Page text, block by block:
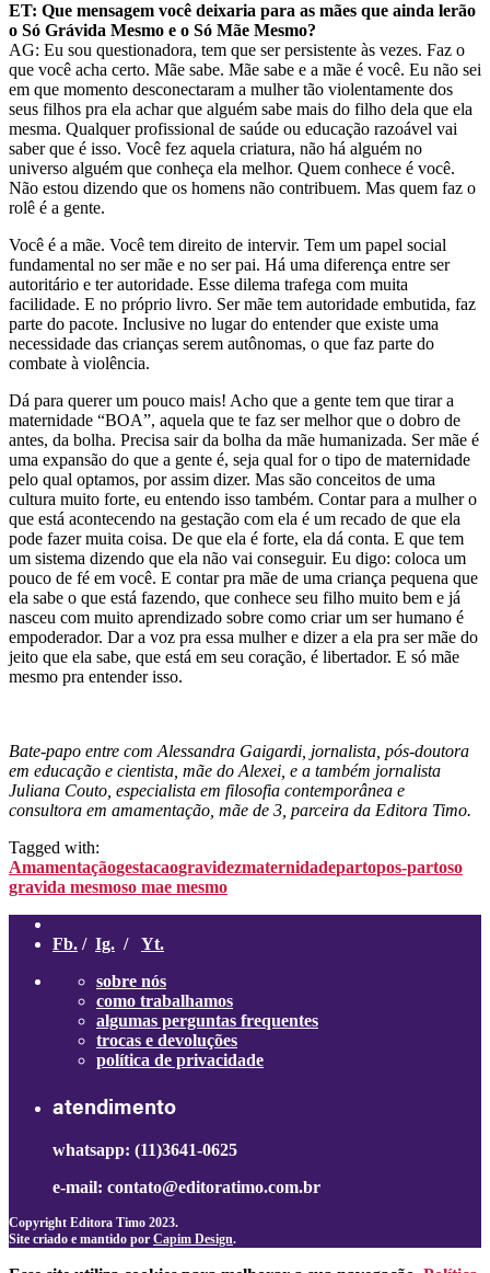
ET: Que mensagem você deixaria para as mães que ainda lerão
o Só Grávida Mesmo e o Só Mãe Mesmo?
AG: Eu sou questionadora, tem que ser persistente às vezes. Faz o
que você acha certo. Mãe sabe. Mãe sabe e a mãe é você. Eu não sei
em que momento desconectaram a mulher tão violentamente dos
seus filhos pra ela achar que alguém sabe mais do filho dela que ela
mesma. Qualquer profissional de saúde ou educação razoável vai
saber que é isso. Você fez aquela criatura, não há alguém no
universo alguém que conheça ela melhor. Quem conhece é você.
Não estou dizendo que os homens não contribuem. Mas quem faz o
rolê é a gente.
Você é a mãe. Você tem direito de intervir. Tem um papel social
fundamental no ser mãe e no ser pai. Há uma diferença entre ser
autoritário e ter autoridade. Esse dilema trafega com muita
facilidade. E no próprio livro. Ser mãe tem autoridade embutida, faz
parte do pacote. Inclusive no lugar do entender que existe uma
necessidade das crianças serem autônomas, o que faz parte do
combate à violência.
Dá para querer um pouco mais! Acho que a gente tem que tirar a
maternidade “BOA”, aquela que te faz ser melhor que o dobro de
antes, da bolha. Precisa sair da bolha da mãe humanizada. Ser mãe é
uma expansão do que a gente é, seja qual for o tipo de maternidade
pelo qual optamos, por assim dizer. Mas são conceitos de uma
cultura muito forte, eu entendo isso também. Contar para a mulher o
que está acontecendo na gestação com ela é um recado de que ela
pode fazer muita coisa. De que ela é forte, ela dá conta. E que tem
um sistema dizendo que ela não vai conseguir. Eu digo: coloca um
pouco de fé em você. E contar pra mãe de uma criança pequena que
ela sabe o que está fazendo, que conhece seu filho muito bem e já
nasceu com muito aprendizado sobre como criar um ser humano é
empoderador. Dar a voz pra essa mulher e dizer a ela pra ser mãe do
jeito que ela sabe, que está em seu coração, é libertador. E só mãe
mesmo pra entender isso.
Bate-papo entre com Alessandra Gaigardi, jornalista, pós-doutora
em educação e cientista, mãe do Alexei, e a também jornalista
Juliana Couto, especialista em filosofia contemporânea e
consultora em amamentação, mãe de 3, parceira da Editora Timo.
Tagged with:
Amamentaçãogestacaogravidezmaternidadepartopos-partoso
gravida mesmoso mae mesmo
Fb. / Ig. / Yt.
sobre nós
como trabalhamos
algumas perguntas frequentes
trocas e devoluções
política de privacidade
atendimento
whatsapp: (11)3641-0625
e-mail: contato@editoratimo.com.br
Copyright Editora Timo 2023.
Site criado e mantido por Capim Design.